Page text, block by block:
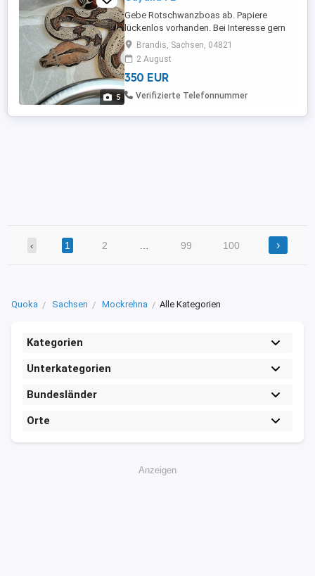
5
Gebe Rotschwanzboas ab. Papiere
lückenlos vorhanden. Bei Interesse gern
melden. Preis ab 350 EU
Brandis, Sachsen, 04821
2 August
350 EUR
Verifizierte Telefonnummer
‹ 1 2 99 100 ›
Quoka Sachsen Mockrehna Alle Kategorien
Kategorien
Unterkategorien
Bundesländer
Orte
Anzeigen